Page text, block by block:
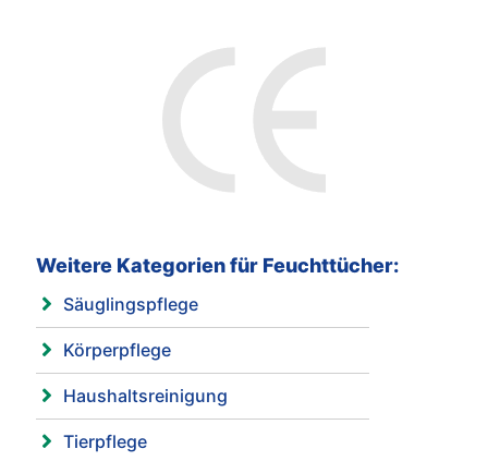
Weitere Kategorien für Feuchttücher:
Säuglingspflege
Körperpflege
Haushaltsreinigung
Tierpflege